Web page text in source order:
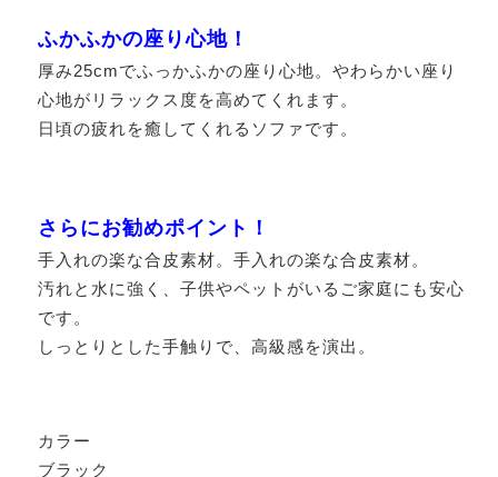
ふかふかの座り心地！
厚み25cmでふっかふかの座り心地。やわらかい座り
心地がリラックス度を高めてくれます。
日頃の疲れを癒してくれるソファです。
さらにお勧めポイント！
手入れの楽な合皮素材。手入れの楽な合皮素材。
汚れと水に強く、子供やペットがいるご家庭にも安心
です。
しっとりとした手触りで、高級感を演出。
カラー
ブラック